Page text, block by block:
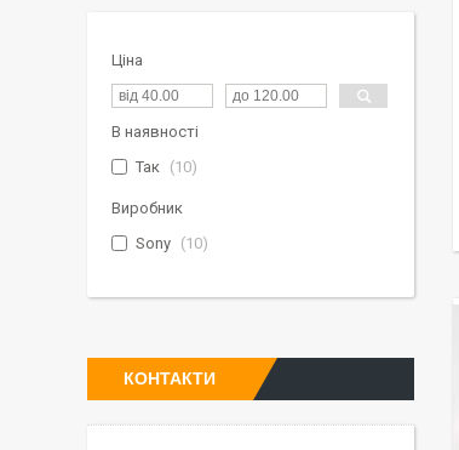
Ціна
В наявності
Так
10
Виробник
Sony
10
КОНТАКТИ